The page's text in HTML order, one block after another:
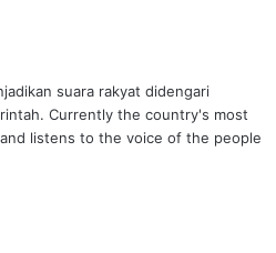
suara rakyat didengari
Currently the country's most
listens to the voice of the people